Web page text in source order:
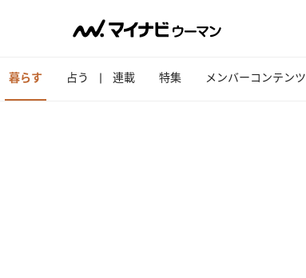
暮らす 占う 連載 特集 メンバーコンテンツ